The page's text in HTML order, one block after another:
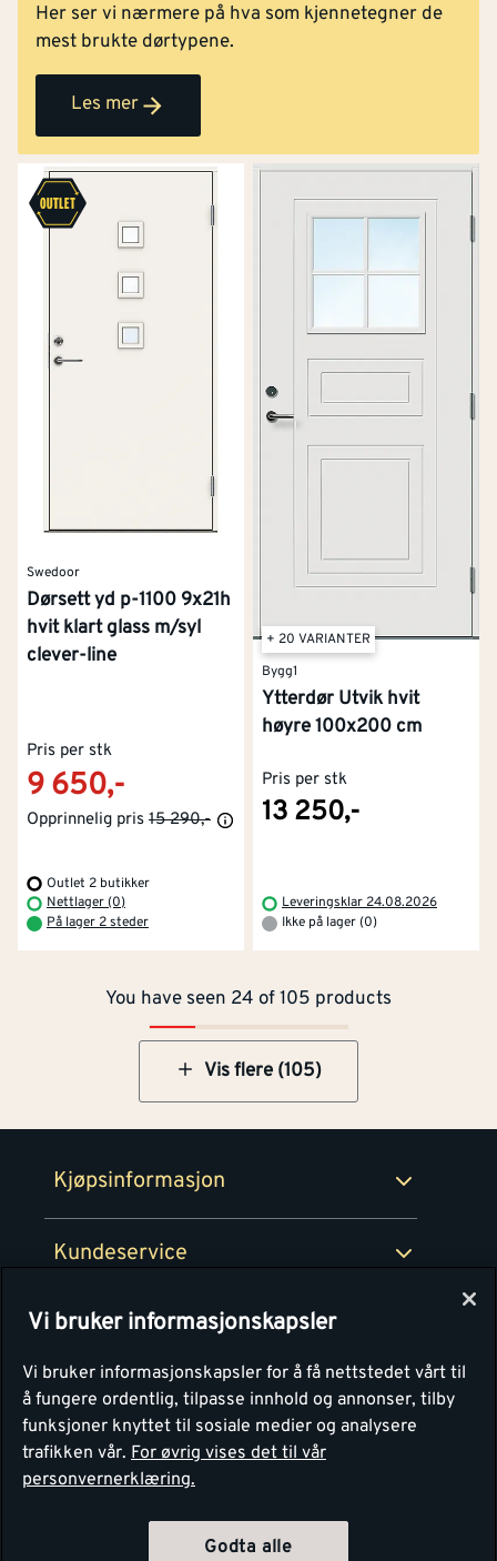
Her ser vi nærmere på hva som kjennetegner de
mest brukte dørtypene.
Les mer
Swedoor
Dørsett yd p-1100 9x21h
hvit klart glass m/syl
clever-line
Pris per stk
9 650,-
Opprinnelig pris 15 290,-
Outlet 2 butikker
Nettlager (0)
På lager 2 steder
+ 20 VARIANTER
Bygg1
Ytterdør Utvik hvit
høyre 100x200 cm
Pris per stk
13 250,-
Leveringsklar 24.08.2026
Ikke på lager (0)
You have seen 24 of 105 products
Vis flere (105)
Kjøpsinformasjon
Betaling
Retur- og angrerettsskjema
Kundeservice
Kontakt oss
Medlemsavtaler
Montér
Om Montér
Personvern
Vi bruker informasjonskapsler
Vi bruker informasjonskapsler for å få nettstedet vårt til
å fungere ordentlig, tilpasse innhold og annonser, tilby
funksjoner knyttet til sosiale medier og analysere
trafikken vår. For øvrig vises det til vår
personvernerklæring.
Godta alle